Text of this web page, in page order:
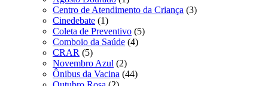
Centro de Atendimento da Criança (3)
Cinedebate (1)
Coleta de Preventivo (5)
Comboio da Saúde (4)
CRAR (5)
Novembro Azul (2)
Ônibus da Vacina (44)